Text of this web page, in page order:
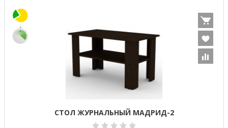
СТОЛ ЖУРНАЛЬНЫЙ МАДРИД-2